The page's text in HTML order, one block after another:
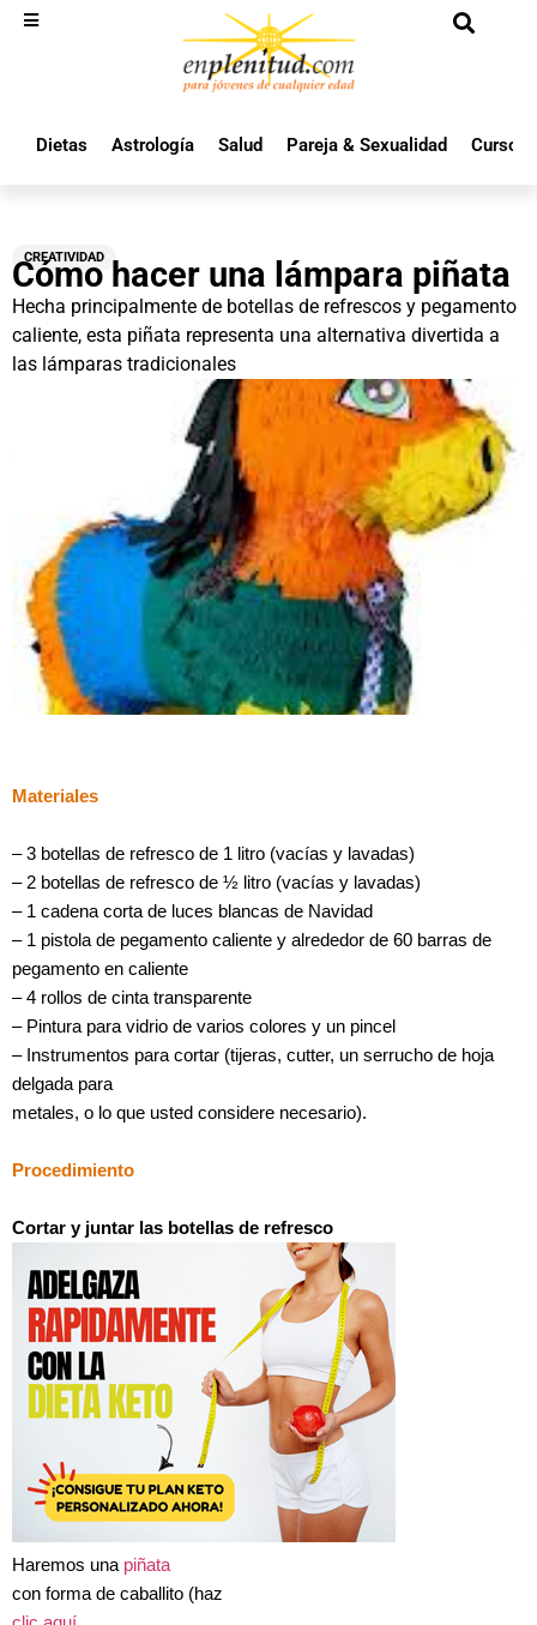
Dietas Astrología Salud Pareja & Sexualidad Cursos
CREATIVIDAD
Cómo hacer una lámpara piñata
Hecha principalmente de botellas de refrescos y pegamento
caliente, esta piñata representa una alternativa divertida a
las lámparas tradicionales
Materiales
– 3 botellas de refresco de 1 litro (vacías y lavadas)
– 2 botellas de refresco de ½ litro (vacías y lavadas)
– 1 cadena corta de luces blancas de Navidad
– 1 pistola de pegamento caliente y alrededor de 60 barras de
pegamento en caliente
– 4 rollos de cinta transparente
– Pintura para vidrio de varios colores y un pincel
– Instrumentos para cortar (tijeras, cutter, un serrucho de hoja
delgada para
metales, o lo que usted considere necesario).
Procedimiento
Cortar y juntar las botellas de refresco
Haremos una piñata
con forma de caballito (haz